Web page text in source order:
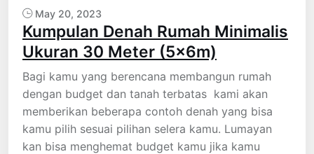
May 20, 2023
Kumpulan Denah Rumah Minimalis
Ukuran 30 Meter (5x6m)
Bagi kamu yang berencana membangun rumah
dengan budget dan tanah terbatas kami akan
memberikan beberapa contoh denah yang bisa
kamu pilih sesuai pilihan selera kamu. Lumayan
kan bisa menghemat budget kamu jika kamu